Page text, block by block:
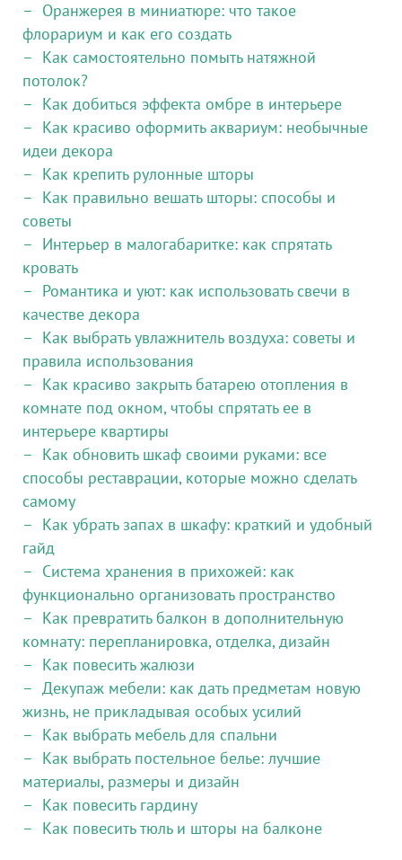
Оранжерея в миниатюре: что такое
флорариум и как его создать
Как самостоятельно помыть натяжной
потолок?
Как добиться эффекта омбре в интерьере
Как красиво оформить аквариум: необычные
идеи декора
Как крепить рулонные шторы
Как правильно вешать шторы: способы и
советы
Интерьер в малогабаритке: как спрятать
кровать
Романтика и уют: как использовать свечи в
качестве декора
Как выбрать увлажнитель воздуха: советы и
правила использования
Как красиво закрыть батарею отопления в
комнате под окном, чтобы спрятать ее в
интерьере квартиры
Как обновить шкаф своими руками: все
способы реставрации, которые можно сделать
самому
Как убрать запах в шкафу: краткий и удобный
гайд
Система хранения в прихожей: как
функционально организовать пространство
Как превратить балкон в дополнительную
комнату: перепланировка, отделка, дизайн
Как повесить жалюзи
Декупаж мебели: как дать предметам новую
жизнь, не прикладывая особых усилий
Как выбрать мебель для спальни
Как выбрать постельное белье: лучшие
материалы, размеры и дизайн
Как повесить гардину
Как повесить тюль и шторы на балконе